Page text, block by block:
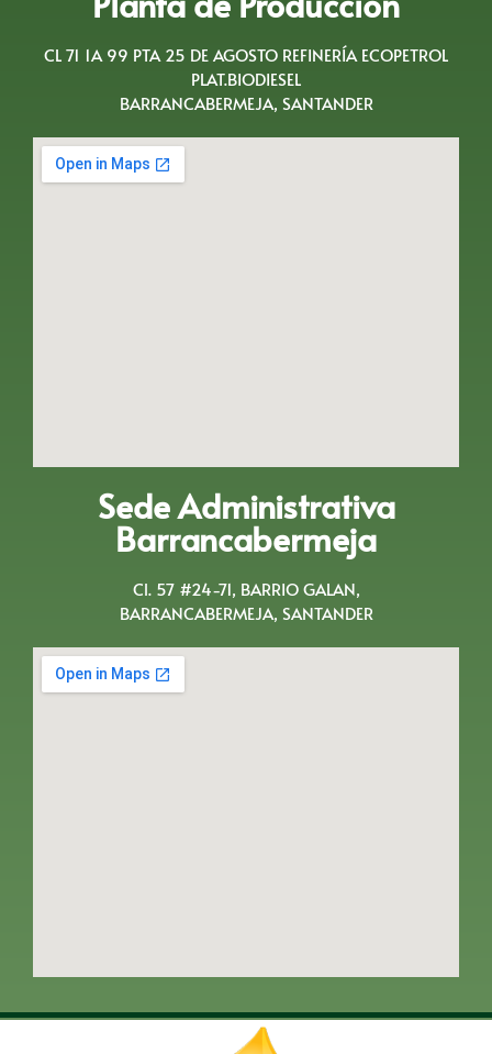
CL 71 1A 99 PTA 25 DE AGOSTO REFINERÍA ECOPETROL
PLAT.BIODIESEL
BARRANCABERMEJA, SANTANDER
Sede Administrativa
Barrancabermeja
Cl. 57 #24-71, BARRIO GALAN,
BARRANCABERMEJA, SANTANDER